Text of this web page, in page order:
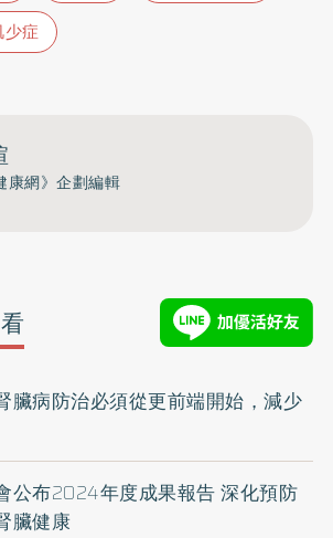
少症
康網》企劃編輯
臟病防治必須從更前端開始，減少
公布2024年度成果報告 深化預防
臟健康